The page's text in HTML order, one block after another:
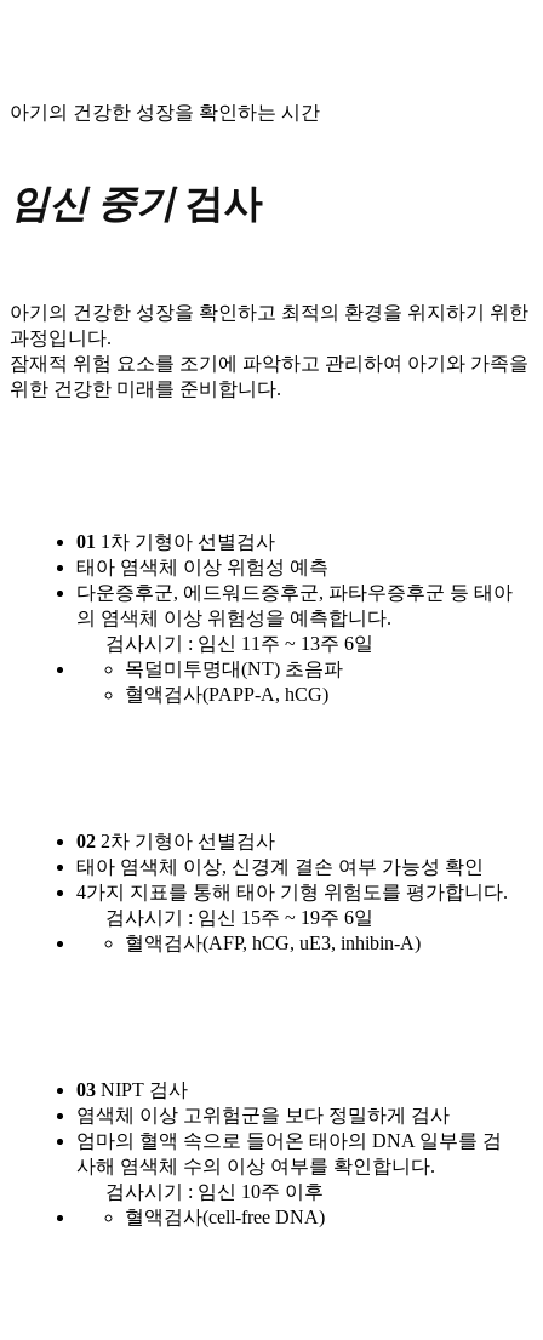
아기의 건강한 성장을 확인하는 시간
임신 중기검사
아기의 건강한 성장을 확인하고 최적의 환경을 위지하기 위한
과정입니다.
잠재적 위험 요소를 조기에 파악하고 관리하여 아기와 가족을
위한 건강한 미래를 준비합니다.
01 1차 기형아 선별검사
태아 염색체 이상 위험성 예측
다운증후군, 에드워드증후군, 파타우증후군 등 태아
의 염색체 이상 위험성을 예측합니다.
검사시기 : 임신 11주 ~ 13주 6일
목덜미투명대(NT) 초음파
혈액검사(PAPP-A, hCG)
02 2차 기형아 선별검사
태아 염색체 이상, 신경계 결손 여부 가능성 확인
4가지 지표를 통해 태아 기형 위험도를 평가합니다.
검사시기 : 임신 15주 ~ 19주 6일
혈액검사(AFP, hCG, uE3, inhibin-A)
03 NIPT 검사
염색체 이상 고위험군을 보다 정밀하게 검사
엄마의 혈액 속으로 들어온 태아의 DNA 일부를 검
사해 염색체 수의 이상 여부를 확인합니다.
검사시기 : 임신 10주 이후
혈액검사(cell-free DNA)